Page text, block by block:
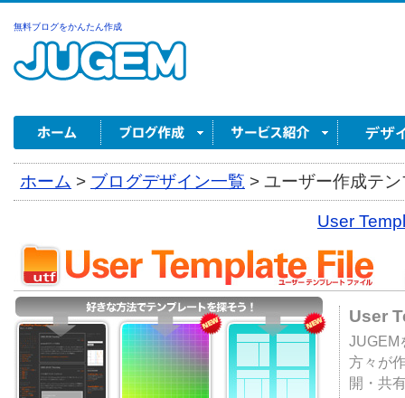
無料ブログをかんたん作成
ホーム > ブログデザイン一覧 > ユーザー作成テ
User
User
JUGEM
方々が
開・共